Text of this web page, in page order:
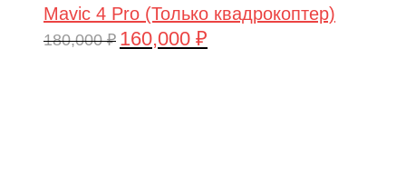
Mavic 4 Pro (Только квадрокоптер)
180,000₽ Первоначальная
160,000 ₽